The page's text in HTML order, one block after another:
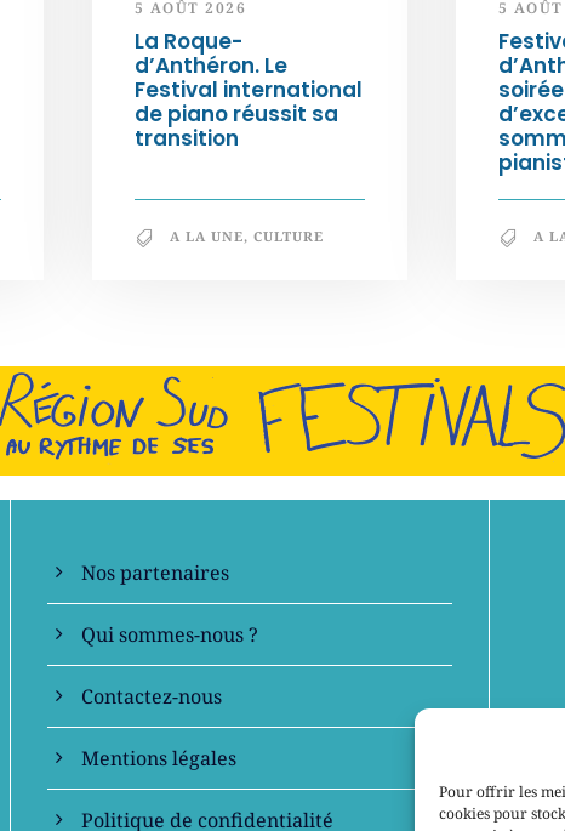
Pour offrir les
cookies pour
5 AOÛT 2026
La Roque-
d’Anthéron. Le
Festival international
de piano réussit sa
transition
A LA UNE, CULTURE
5
A
En savoir +
Nos partenaires
Qui sommes-nous ?
Contactez-nous
Mentions légales
Politique de confidentialité